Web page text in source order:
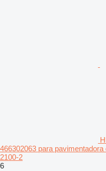
466302063 para
2100-2
6